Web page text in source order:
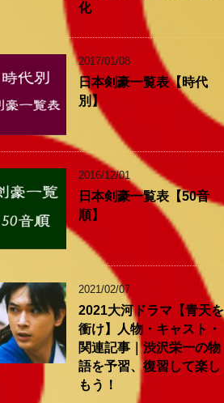
化
2017/01/08
日本剣豪一覧表【時代
別】
2016/12/01
日本剣豪一覧表【50音
順】
2021/02/07
2021大河ドラマ【青天を
衝け】人物・キャスト・
関連記事｜渋沢栄一の物
語を予習、復習して楽し
もう！